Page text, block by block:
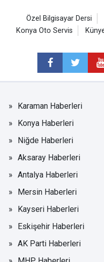
Özel Bilgisayar Dersi
Konya Oto Servis
Karaman Haberleri
Konya Haberleri
Niğde Haberleri
Aksaray Haberleri
Antalya Haberleri
Mersin Haberleri
Kayseri Haberleri
Eskişehir Haberleri
AK Parti Haberleri